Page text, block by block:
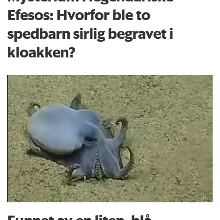
Efesos: Hvorfor ble to
spedbarn sirlig begravet i
kloakken?